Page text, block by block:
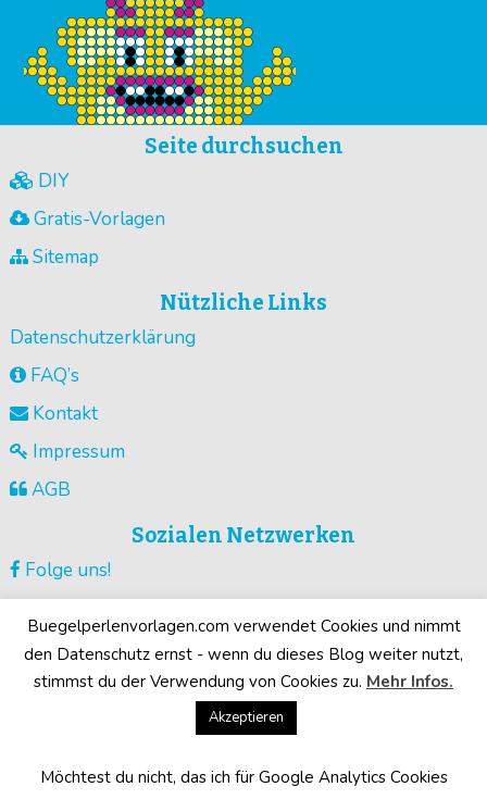
Seite durchsuchen
DIY
Gratis-Vorlagen
Sitemap
Nützliche Links
Datenschutzerklärung
FAQ’s
Kontakt
Impressum
AGB
Sozialen Netzwerken
Folge uns!
Guck unsere Videos !
Deine Motive!
©2026Buegelperlenvorlagen.com· Alle Rechte vorbehalten
Buegelperlenvorlagen.com verwendet Cookies und nimmt
den Datenschutz ernst - wenn du dieses Blog weiter nutzt,
stimmst du der Verwendung von Cookies zu. Mehr Infos.
Akzeptieren
Möchtest du nicht, das ich für Google Analytics Cookies